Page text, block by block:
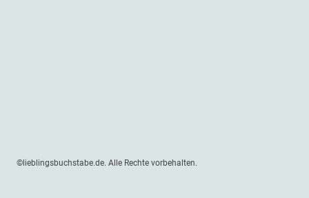
©lieblingsbuchstabe.de. Alle Rechte vorbehalten.